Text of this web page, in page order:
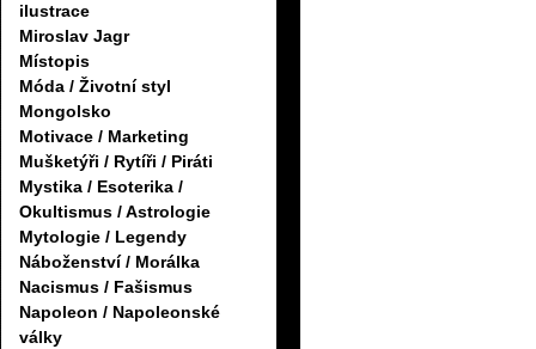
ilustrace
Miroslav Jagr
Místopis
Móda / Životní styl
Mongolsko
Motivace / Marketing
Mušketýři / Rytíři / Piráti
Mystika / Esoterika /
Okultismus / Astrologie
Mytologie / Legendy
Náboženství / Morálka
Nacismus / Fašismus
Napoleon / Napoleonské
války